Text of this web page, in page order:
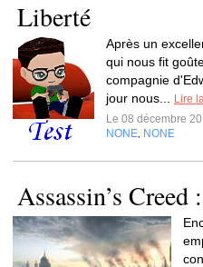
Liberté
Après un
qui nous fit
compagnie
jour nous...
Lire
Le 08 décembre
NONE NONE
Assassin’s